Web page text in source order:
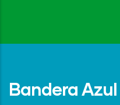
Bandera Azul